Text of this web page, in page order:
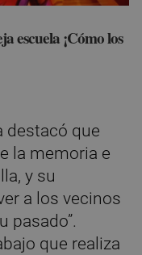
escuela ¡Cómo los
destacó que
la memoria e
y su
a los vecinos
pasado”.
que realiza